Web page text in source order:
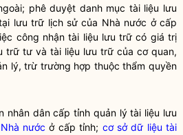
phê duyệt danh mục tài liệu lưu
lưu trữ lịch sử của Nhà nước ở cấp
công nhậntài liệu lưu trữ có giá trị
trữ tư và tài liệu lưu trữ của cơ quan,
lý, trừ trường hợp thuộc thẩmquyền
nhân dân cấp tỉnh quản lý tài liệu lưu
Nhà nước ở cấp tỉnh; cơ sở dữ liệu tài